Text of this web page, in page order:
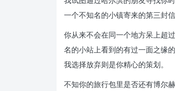
一个不知名的小镇寄来的第三封
你从来不会在同一个地方呆上超
名的小站上看到的有过一面之缘
我选择放弃则是你精心的策划。
不知你的旅行包里是否还有博尔